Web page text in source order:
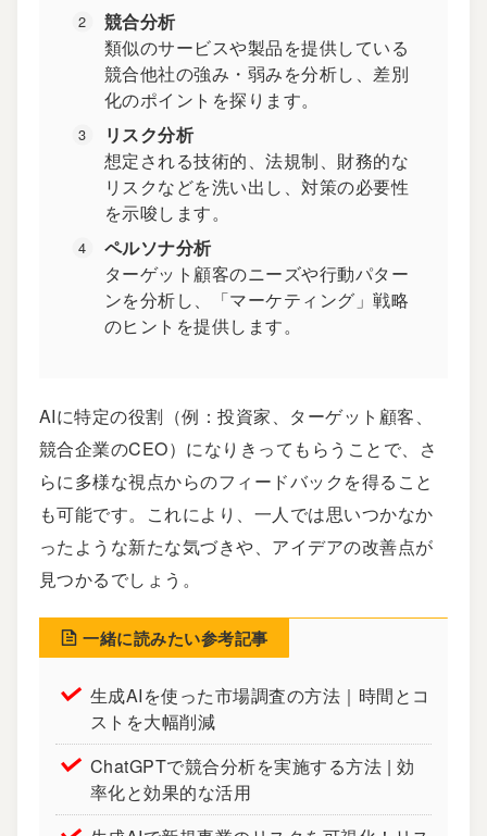
競合分析
類似のサービスや製品を提供している
競合他社の強み・弱みを分析し、差別
化のポイントを探ります。
リスク分析
想定される技術的、法規制、財務的な
リスクなどを洗い出し、対策の必要性
を示唆します。
ペルソナ分析
ターゲット顧客のニーズや行動パター
ンを分析し、「マーケティング」戦略
のヒントを提供します。
AIに特定の役割（例：投資家、ターゲット顧客、
競合企業のCEO）になりきってもらうことで、さ
らに多様な視点からのフィードバックを得ること
も可能です。これにより、一人では思いつかなか
ったような新たな気づきや、アイデアの改善点が
見つかるでしょう。
一緒に読みたい参考記事
生成AIを使った市場調査の方法｜時間とコ
ストを大幅削減
ChatGPTで競合分析を実施する方法 | 効
率化と効果的な活用